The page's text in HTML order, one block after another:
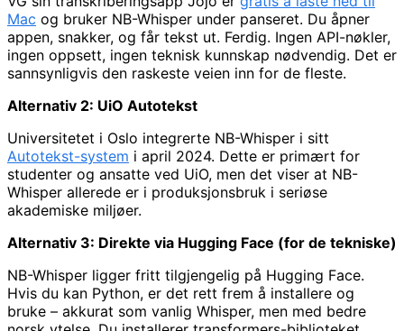
Mac og bruker NB-Whisper under panseret. Du åpner
appen, snakker, og får tekst ut. Ferdig. Ingen API-nøkler,
ingen oppsett, ingen teknisk kunnskap nødvendig. Det er
sannsynligvis den raskeste veien inn for de fleste.
Alternativ 2: UiO Autotekst
Universitetet i Oslo integrerte NB-Whisper i sitt
Autotekst-system i april 2024. Dette er primært for
studenter og ansatte ved UiO, men det viser at NB-
Whisper allerede er i produksjonsbruk i seriøse
akademiske miljøer.
Alternativ 3: Direkte via Hugging Face (for de tekniske)
NB-Whisper ligger fritt tilgjengelig på Hugging Face.
Hvis du kan Python, er det rett frem å installere og
bruke – akkurat som vanlig Whisper, men med bedre